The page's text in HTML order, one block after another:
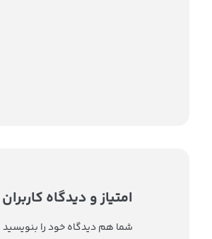
امتیاز و دیدگاه کاربران
شما هم دیدگاه خود را بنویسید